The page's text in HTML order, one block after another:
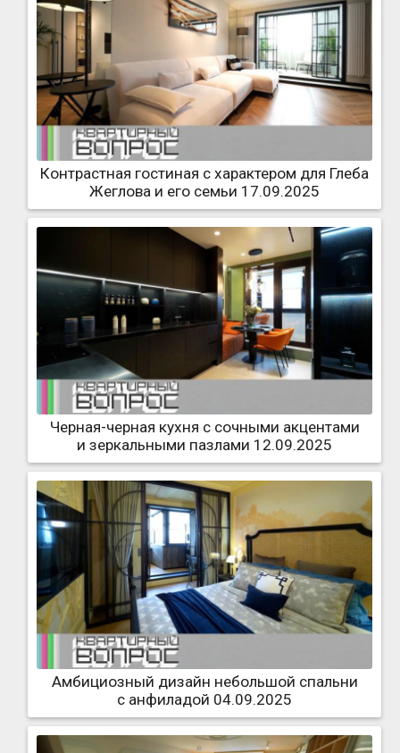
Контрастная гостиная с характером для Глеба
Жеглова и его семьи 17.09.2025
Черная-черная кухня с сочными акцентами
и зеркальными пазлами 12.09.2025
Амбициозный дизайн небольшой спальни
с анфиладой 04.09.2025